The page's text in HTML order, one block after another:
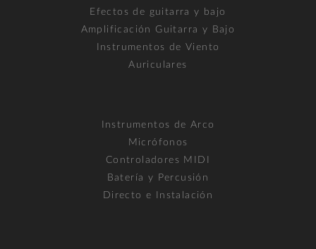
Efectos de guitarra y bajo
Amplificación Guitarra y Bajo
Instrumentos de Viento
Auriculares
Instrumentos de Arco
Micrófonos
Controladores MIDI
Batería y Percusión
Directo e Instalación